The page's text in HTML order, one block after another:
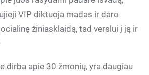
VIP diktuoja madas ir daro
žiniasklaidą, tad verslui į ją ir
dirba apie 30 žmonių, yra daugiau